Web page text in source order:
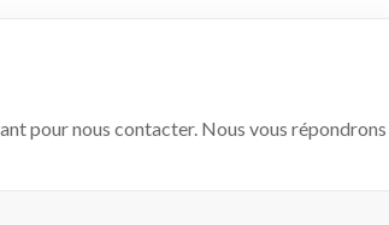
pour nous contacter. Nous vous